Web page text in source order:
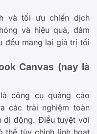
và tối ưu chiến dịch
và hiệu quả, đảm
đều mang lại giá trị tối
Canvas (nay là
công cụ quảng cáo
các trải nghiệm toàn
di động. Điều tuyệt vời
thể tùy chỉnh linh hoạt